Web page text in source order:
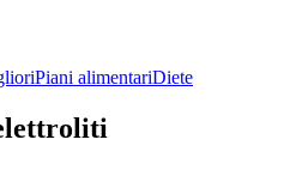
Piani alimentariDiete